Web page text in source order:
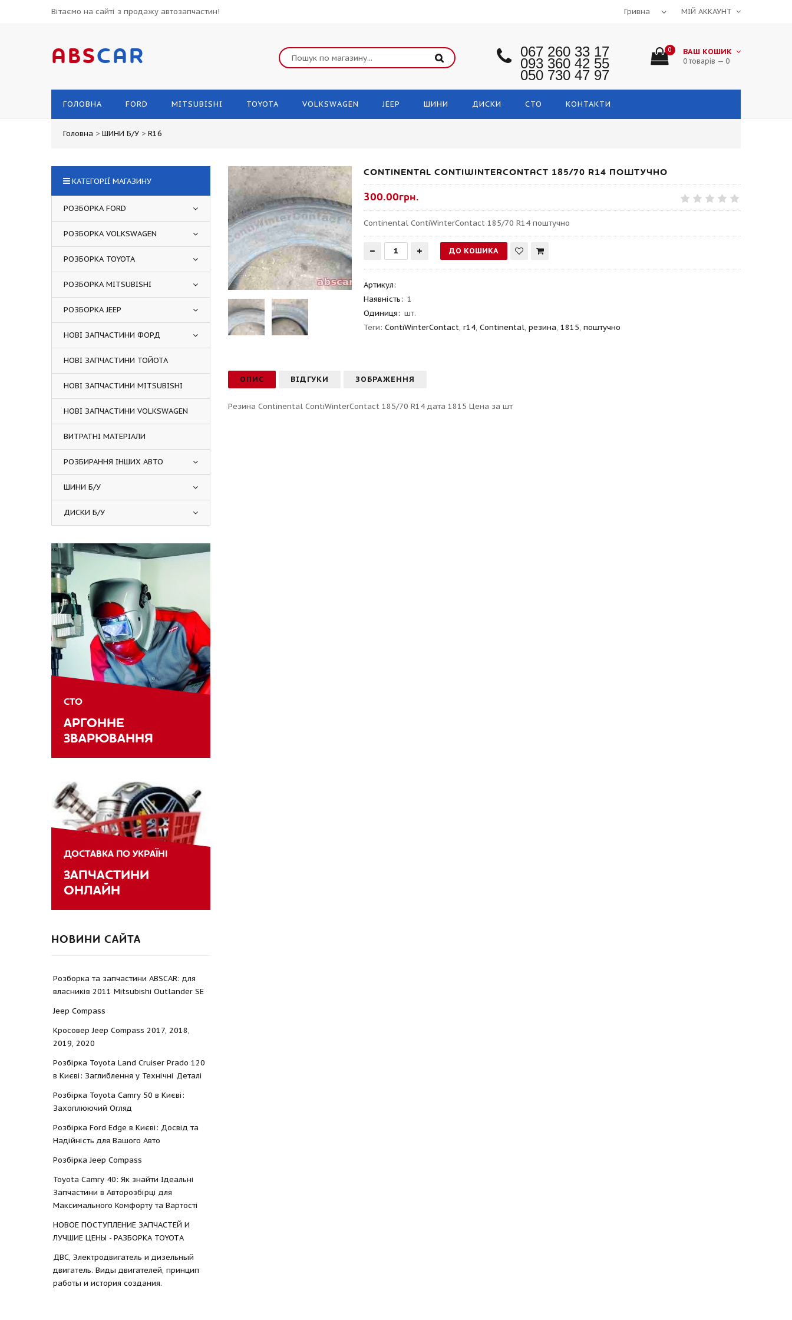
Вітаємо на сайті з продажу автозапчастин! МІЙ АККАУНТ
ABSCAR 067 260 33 17
093 360 42 55
050 730 47 97
0 ВАШ КОШИК
0 товарів — 0
ГОЛОВНА FORD MITSUBISHI TOYOTA VOLKSWAGEN JEEP ШИНИ ДИСКИ СТО КОНТАКТИ
Головна > ШИНИ Б/У > R16
CONTINENTAL CONTIWINTERCONTACT 185/70 R14 ПОШТУЧНО
300.00грн.
Continental ContiWinterContact 185/70 R14 поштучно
Артикул:
Наявність: 1
Одиниця: шт.
Теги:ContiWinterContact,r14,Continental,резина,1815,поштучно
ОПИС ВІДГУКИ ЗОБРАЖЕННЯ
Резина Continental ContiWinterContact 185/70 R14 дата 1815 Цена за шт
КАТЕГОРІЇ МАГАЗИНУ
РОЗБОРКА FORD
РОЗБОРКА VOLKSWAGEN
РОЗБОРКА TOYOTA
РОЗБОРКА MITSUBISHI
РОЗБОРКА JEEP
НОВІ ЗАПЧАСТИНИ ФОРД
НОВІ ЗАПЧАСТИНИ ТОЙОТА
НОВІ ЗАПЧАСТИНИ MITSUBISHI
НОВІ ЗАПЧАСТИНИ VOLKSWAGEN
ВИТРАТНІ МАТЕРІАЛИ
РОЗБИРАННЯ ІНШИХ АВТО
ШИНИ Б/У
ДИСКИ Б/У
СТО
АРГОННЕ
ЗВАРЮВАННЯ
ДОСТАВКА ПО УКРАЇНІ
ЗАПЧАСТИНИ
ОНЛАЙН
НОВИНИ САЙТА
Розборка та запчастини ABSCAR: для
власників 2011 Mitsubishi Outlander SE
Jeep Compass
Кросовер Jeep Compass 2017, 2018,
2019, 2020
Розбірка Toyota Land Cruiser Prado 120
в Києві: Заглиблення у Технічні Деталі
Розбірка Toyota Camry 50 в Києві:
Захоплюючий Огляд
Розбірка Ford Edge в Києві: Досвід та
Надійність для Вашого Авто
Розбірка Jeep Compass
Toyota Camry 40: Як знайти Ідеальні
Запчастини в Авторозбірці для
Максимального Комфорту та Вартості
НОВОЕ ПОСТУПЛЕНИЕ ЗАПЧАСТЕЙ И
ЛУЧШИЕ ЦЕНЫ - РАЗБОРКА TOYOTА
ДВС, Электродвигатель и дизельный
двигатель. Виды двигателей, принцип
работы и история создания.